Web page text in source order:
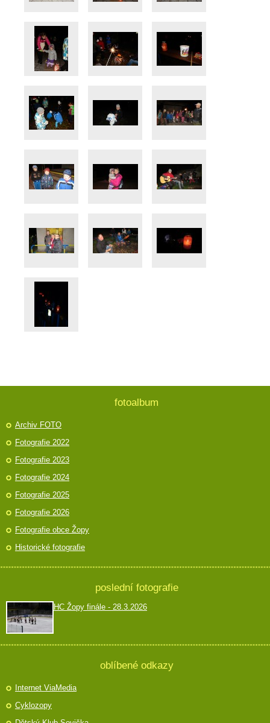
fotoalbum
Archiv FOTO
Fotografie 2022
Fotografie 2023
Fotografie 2024
Fotografie 2025
Fotografie 2026
Fotografie obce Žopy
Historické fotografie
poslední fotografie
HC Žopy finále - 28.3.2026
oblíbené odkazy
Internet ViaMedia
Cyklozopy